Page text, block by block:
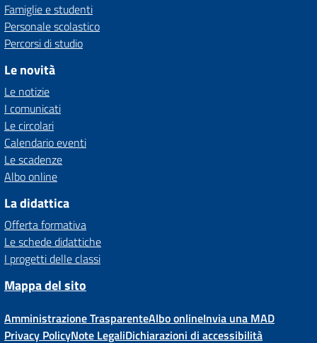
Famiglie e studenti
Personale scolastico
Percorsi di studio
Le novità
Le notizie
I comunicati
Le circolari
Calendario eventi
Le scadenze
Albo online
La didattica
Offerta formativa
Le schede didattiche
I progetti delle classi
Mappa del sito
Amministrazione TrasparenteAlbo onlineInvia una MAD
Privacy PolicyNote LegaliDichiarazioni di accessibilità